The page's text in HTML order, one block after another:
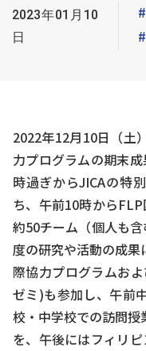
2023年01月10
日
2022年12月10日（土
力プログラムの期末
時過ぎからJICAの特
ち、午前10時から
約50チーム（個人も
度の研究や活動の成
際協力プログラムお
ゼミ)も参加し、午前
校・中学校での訪問
を、午後にはフィリ